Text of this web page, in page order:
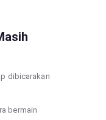
dibicarakan
bermain